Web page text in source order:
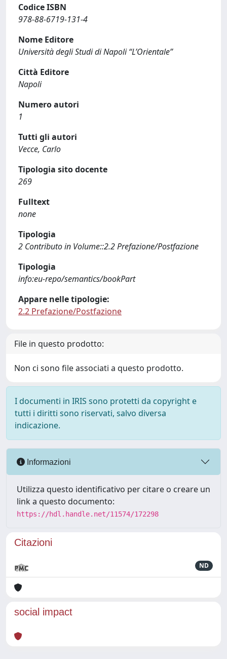
Codice ISBN
978-88-6719-131-4
Nome Editore
Università degli Studi di Napoli “L’Orientale”
Città Editore
Napoli
Numero autori
1
Tutti gli autori
Vecce, Carlo
Tipologia sito docente
269
Fulltext
none
Tipologia
2 Contributo in Volume::2.2 Prefazione/Postfazione
Tipologia
info:eu-repo/semantics/bookPart
Appare nelle tipologie:
2.2 Prefazione/Postfazione
File in questo prodotto:
Non ci sono file associati a questo prodotto.
I documenti in IRIS sono protetti da copyright e
tutti i diritti sono riservati, salvo diversa
indicazione.
Informazioni
Utilizza questo identificativo per citare o creare un
link a questo documento:
https://hdl.handle.net/11574/172298
Citazioni
ND
social impact